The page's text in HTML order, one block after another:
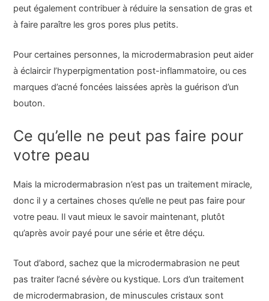
peut également contribuer à réduire la sensation de gras et
à faire paraître les gros pores plus petits.
Pour certaines personnes, la microdermabrasion peut aider
à éclaircir l’hyperpigmentation post-inflammatoire, ou ces
marques d’acné foncées laissées après la guérison d’un
bouton.
Ce qu’elle ne peut pas faire pour
votre peau
Mais la microdermabrasion n’est pas un traitement miracle,
donc il y a certaines choses qu’elle ne peut pas faire pour
votre peau. Il vaut mieux le savoir maintenant, plutôt
qu’après avoir payé pour une série et être déçu.
Tout d’abord, sachez que la microdermabrasion ne peut
pas traiter l’acné sévère ou kystique. Lors d’un traitement
de microdermabrasion, de minuscules cristaux sont